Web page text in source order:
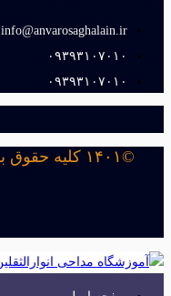
info@anvarosaghalain.ir​
۰۹۳۹۳۱۰۷۰۱۰​
۰۹۳۹۳۱۰۷۰۱۰​
©۱۴۰۱ کلیه حقوق برای انوارالثقلین محفوظ است